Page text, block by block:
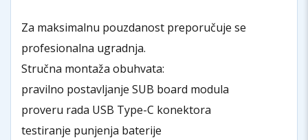
Za maksimalnu pouzdanost preporučuje se
profesionalna ugradnja.
Stručna montaža obuhvata:
pravilno postavljanje SUB board modula
proveru rada USB Type-C konektora
testiranje punjenja baterije